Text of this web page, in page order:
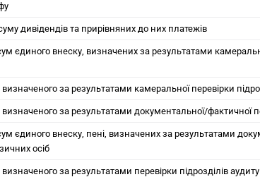
дивідендів та прирівняних до них платежів
єдиного внеску, визначених за результатами
за результатами камеральної перевірки
за результатами документальної/фактичної
єдиного внеску, пені, визначених за результатами
осіб
за результатами перевірки підрозділів